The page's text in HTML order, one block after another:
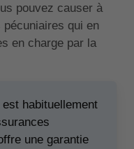
pouvez causer à
qui en
en charge par la
habituellement
une garantie